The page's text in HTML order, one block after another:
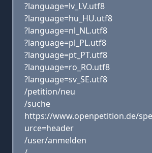
?language=lv_LV.utf8
?language=hu_HU.utf8
?language=nl_NL.utf8
?language=pl_PL.utf8
?language=pt_PT.utf8
?language=ro_RO.utf8
?language=sv_SE.utf8
/petition/neu
/suche
https://www.openpetition.de/
urce=header
/user/anmelden